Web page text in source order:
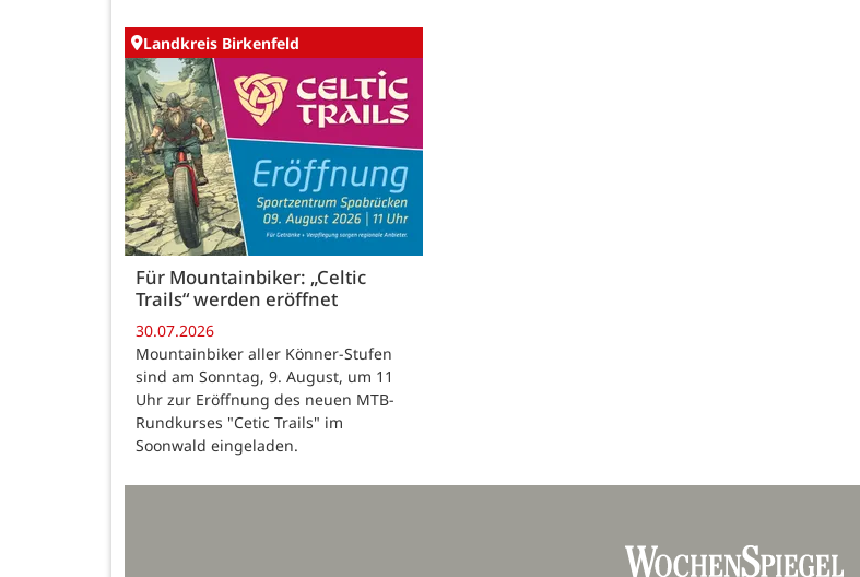
Landkreis Birkenfeld
Für Mountainbiker: „Celtic
Trails“ werden eröffnet
30.07.2026
Mountainbiker aller Könner-Stufen
sind am Sonntag, 9. August, um 11
Uhr zur Eröffnung des neuen MTB-
Rundkurses "Cetic Trails" im
Soonwald eingeladen.